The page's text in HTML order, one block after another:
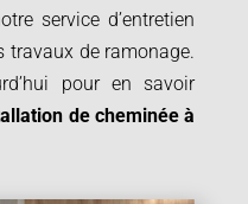
service d’entretien
travaux de ramonage.
pour en savoir
de cheminée à